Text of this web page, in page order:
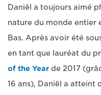
Daniël a toujours aimé
nature du monde entier
Bas. Après avoir été
en tant que lauréat du
of the Year de 2017
16 ans), Daniël a atteint